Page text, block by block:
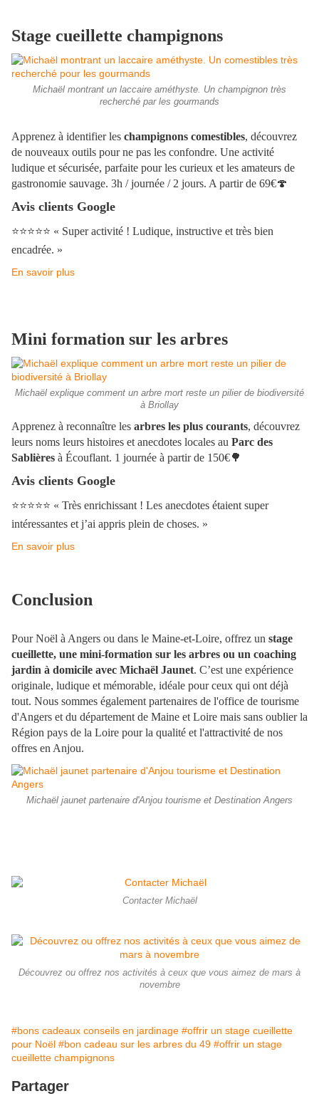
Stage cueillette champignons
Michaël montrant un laccaire améthyste. Un champignon très
recherché par les gourmands
Apprenez à identifier les champignons comestibles, découvrez
de nouveaux outils pour ne pas les confondre. Une activité
ludique et sécurisée, parfaite pour les curieux et les amateurs de
gastronomie sauvage. 3h / journée / 2 jours. A partir de 69€🍄
Avis clients Google
⭐️⭐️⭐️⭐️⭐️ « Super activité ! Ludique, instructive et très bien
encadrée. »
En savoir plus
Mini formation sur les arbres
Michaël explique comment un arbre mort reste un pilier de biodiversité
à Briollay
Apprenez à reconnaître les arbres les plus courants, découvrez
leurs noms leurs histoires et anecdotes locales au Parc des
Sablières à Écouflant. 1 journée à partir de 150€🌳
Avis clients Google
⭐️⭐️⭐️⭐️⭐️ « Très enrichissant ! Les anecdotes étaient super
intéressantes et j’ai appris plein de choses. »
En savoir plus
Conclusion
Pour Noël à Angers ou dans le Maine-et-Loire, offrez un stage
cueillette, une mini-formation sur les arbres ou un coaching
jardin à domicile avec Michaël Jaunet. C’est une expérience
originale, ludique et mémorable, idéale pour ceux qui ont déjà
tout. Nous sommes également partenaires de l'office de tourisme
d'Angers et du département de Maine et Loire mais sans oublier la
Région pays de la Loire pour la qualité et l'attractivité de nos
offres en Anjou.
Michaël jaunet partenaire d'Anjou tourisme et Destination Angers
Contacter Michaël
Découvrez ou offrez nos activités à ceux que vous aimez de mars à
novembre
#bons cadeaux conseils en jardinage #offrir un stage cueillette
pour Noël #bon cadeau sur les arbres du 49 #offrir un stage
cueillette champignons
Partager